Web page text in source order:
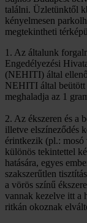
találni. Üzletünktől
kényelmesen
megtekintheti
1. Az általunk
Engedélyezési
(NEHITI) által
NEHITI által beütött
meghaladja az 1
2. Az ékszeren és a
illetve elszíneződés
érintkezik (pl.: mosó
különös tekintettel
hatására, egyes
szakszerűtlen
a vörös színű
vannak kezelve itt a
ritkán okoznak